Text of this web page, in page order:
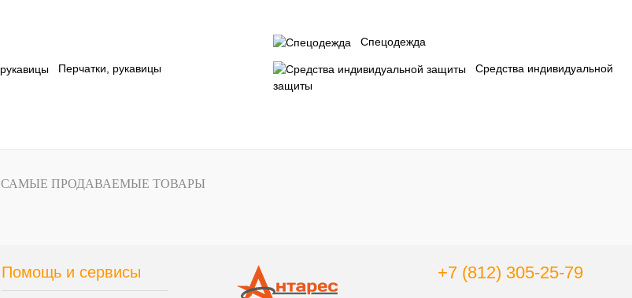
Спецодежда
Перчатки, рукавицы
Средства индивидуальной
защиты
САМЫЕ ПРОДАВАЕМЫЕ ТОВАРЫ
Помощь и сервисы +7 (812) 305-25-79